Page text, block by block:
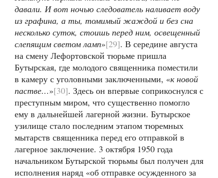
давали. И вот ночью следователь наливает воду
из графина, а ты, томимый жаждой и без сна
несколько суток, стоишь перед ним, освещенный
слепящим светом ламп»[29]. В середине августа
на смену Лефортовской тюрьме пришла
Бутырская, где молодого священника поместили
в камеру с уголовными заключенными, «к новой
пастве…»[30]. Здесь он впервые соприкоснулся с
преступным миром, что существенно помогло
ему в дальнейшей лагерной жизни. Бутырское
узилище стало последним этапом тюремных
мытарств священника перед его отправкой в
лагерное заключение. 3 октября 1950 года
начальником Бутырской тюрьмы был получен для
исполнения наряд «об отправке осужденного за